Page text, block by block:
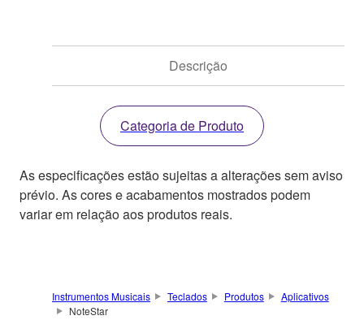
Descrição
Categoria de Produto
As especificações estão sujeitas a alterações sem aviso
prévio. As cores e acabamentos mostrados podem
variar em relação aos produtos reais.
Instrumentos Musicais Teclados Produtos
Aplicativos
NoteStar